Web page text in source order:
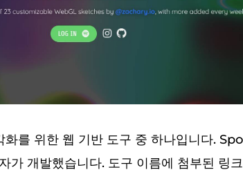
화를 위한 웹 기반 도구 중 하나입니다.
개발했습니다. 도구 이름에 첨부된 링